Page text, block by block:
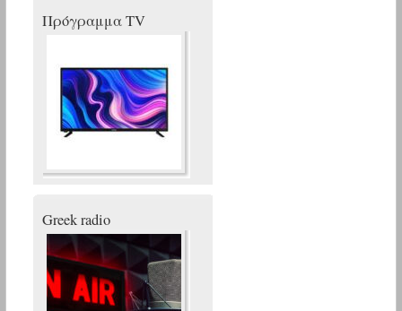
Πρόγραμμα TV
Greek radio